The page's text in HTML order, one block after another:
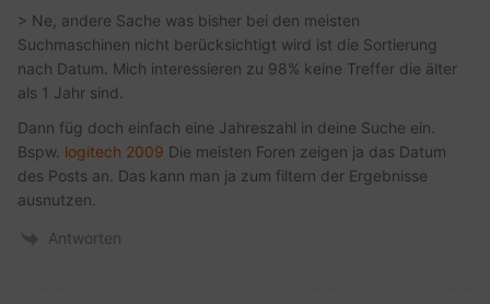
> Ne, andere Sache was bisher bei den meisten
Suchmaschinen nicht berücksichtigt wird ist die Sortierung
nach Datum. Mich interessieren zu 98% keine Treffer die älter
als 1 Jahr sind.
Dann füg doch einfach eine Jahreszahl in deine Suche ein.
Bspw. logitech 2009 Die meisten Foren zeigen ja das Datum
des Posts an. Das kann man ja zum filtern der Ergebnisse
ausnutzen.
Antworten